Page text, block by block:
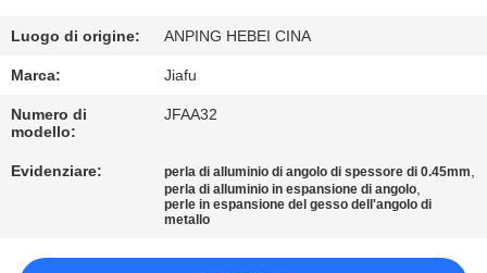
QUALITÀ
CONTATTICI
RICHIEDA
CITAZIONE
Luogo di origine: ANPING HEBEI CINA
Marca: Jiafu
Numero di
modello:
JFAA32
Evidenziare: perla di alluminio di angolo di spessore di 0.45mm,
perla di alluminio in espansione di angolo,
perle in espansione del gesso dell'angolo di
metallo